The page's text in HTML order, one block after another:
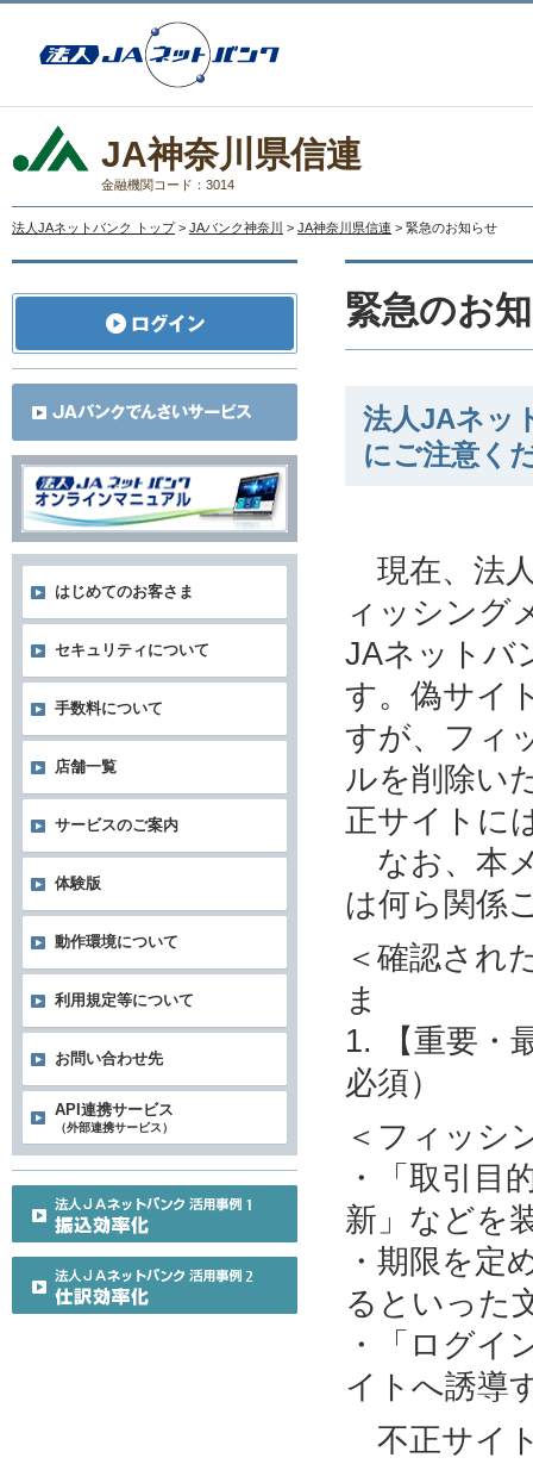
JA神奈川県信連
金融機関コード：3014
法人JAネットバンク トップ > JAバンク神奈川 > JA神奈川県信連 > 緊急のお知らせ
緊急のお
法人JAネッ
にご注意く
現在、法
ィッシング
JAネットバ
す。偽サイ
すが、フィ
ルを削除い
正サイトに
なお、本
は何ら関係
＜確認され
ま
1. 【重要・
必須）
＜フィッシ
・「取引目
新」などを
・期限を定
るといった
・「ログイ
イトへ誘導
不正サイ
はじめてのお客さま
セキュリティについて
手数料について
店舗一覧
サービスのご案内
体験版
動作環境について
利用規定等について
お問い合わせ先
API連携サービス
（外部連携サービス）